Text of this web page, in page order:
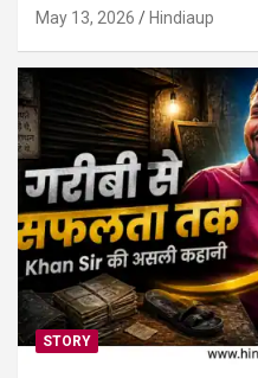
May 13, 2026 Hindiaup
STORY